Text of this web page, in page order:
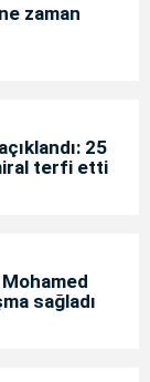
zaman
25
terfi etti
sağladı